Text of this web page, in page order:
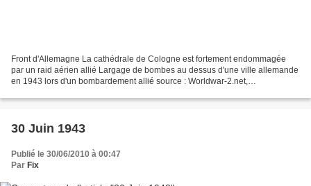
Front d'Allemagne La cathédrale de Cologne est fortement endommagée
par un raid aérien allié Largage de bombes au dessus d'une ville allemande
en 1943 lors d'un bombardement allié source : Worldwar-2.net,
30 Juin 1943
Publié le 30/06/2010 à 00:47
Par Fix